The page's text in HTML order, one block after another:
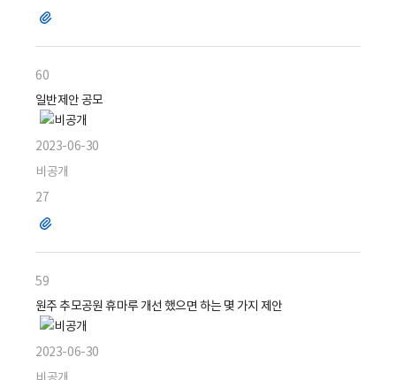
파
60
일반제안 공모
2023-06-30
비공개
27
파
59
원주 추모공원 휴마루 개선 했으면 하는 몇 가지 제안
2023-06-30